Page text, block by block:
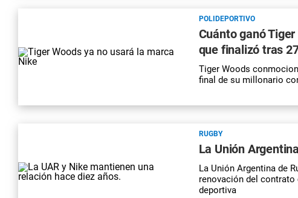
POLIDEPORTIVO
Cuánto ganó
que finalizó tras
Tiger Woods
final de su millonario
RUGBY
La Unión
La Unión Argentina de
renovación del
deportiva